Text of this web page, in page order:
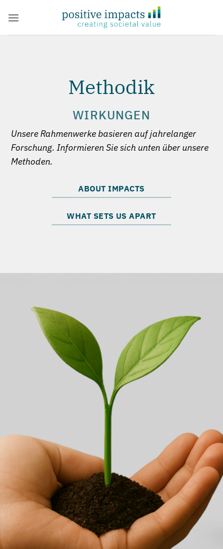
Inhalt
Methodik
WIRKUNGEN
Unsere Rahmenwerke basieren auf jahrelanger
Forschung. Informieren Sie sich unten über unsere
Methoden.
ABOUT IMPACTS
WHAT SETS US APART